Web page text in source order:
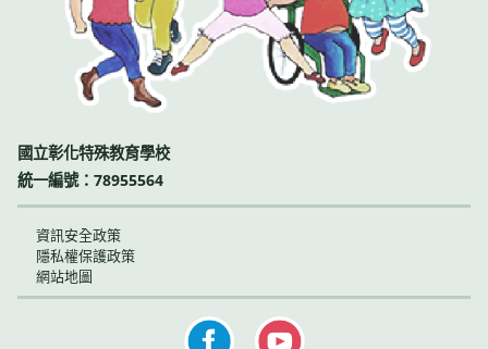
國立彰化特殊教育學校
統一編號：78955564
資訊安全政策
隱私權保護政策
網站地圖